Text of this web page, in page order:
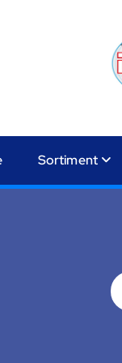
Sortiment